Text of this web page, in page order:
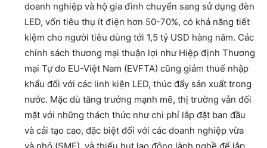
doanh nghiệp và hộ gia đình chuyển sang sử dụng đèn
LED, vốn tiêu thụ ít điện hơn 50-70%, có khả năng tiết
kiệm cho người tiêu dùng tới 1,5 tỷ USD hàng năm. Các
chính sách thương mại thuận lợi như Hiệp định Thương
mại Tự do EU-Việt Nam (EVFTA) cũng giảm thuế nhập
khẩu đối với các linh kiện LED, thúc đẩy sản xuất trong
nước. Mặc dù tăng trưởng mạnh mẽ, thị trường vẫn đối
mặt với những thách thức như chi phí lắp đặt ban đầu
và cải tạo cao, đặc biệt đối với các doanh nghiệp vừa